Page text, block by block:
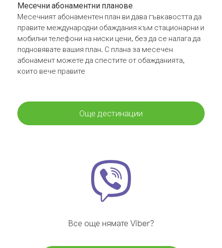
Месечни абонаментни планове
Месечният абонаментен план ви дава гъвкавостта да
правите международни обаждания към стационарни и
мобилни телефони на ниски цени, без да се налага да
подновявате вашия план. С плана за месечен
абонамент можете да спестите от обажданията,
които вече правите
Още дестинации
Все още нямате Viber?